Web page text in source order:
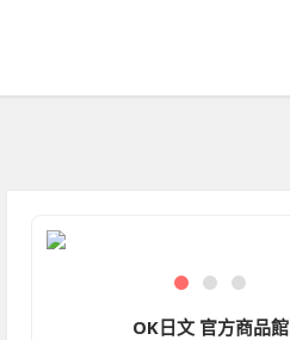
OK日文 官方商品館